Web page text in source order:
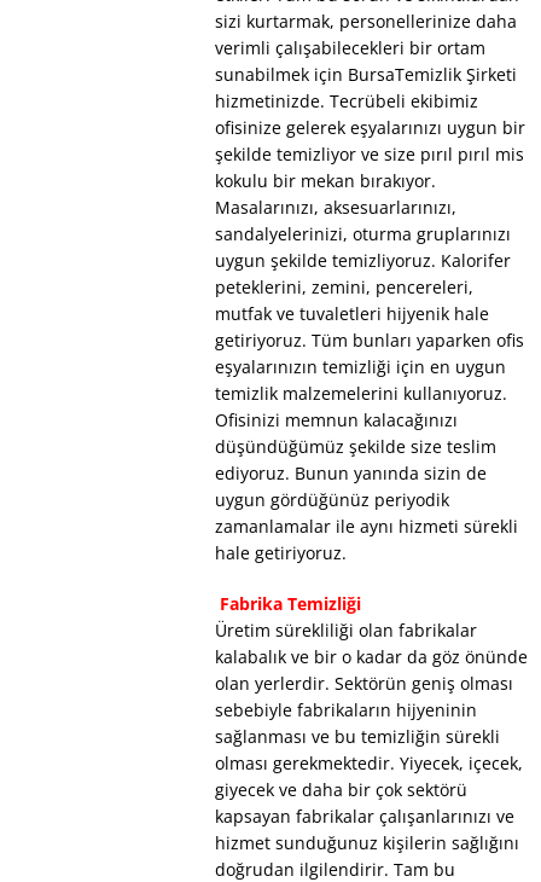
sizi kurtarmak, personellerinize daha
verimli çalışabilecekleri bir ortam
sunabilmek için BursaTemizlik Şirketi
hizmetinizde. Tecrübeli ekibimiz
ofisinize gelerek eşyalarınızı uygun bir
şekilde temizliyor ve size pırıl pırıl mis
kokulu bir mekan bırakıyor.
Masalarınızı, aksesuarlarınızı,
sandalyelerinizi, oturma gruplarınızı
uygun şekilde temizliyoruz. Kalorifer
peteklerini, zemini, pencereleri,
mutfak ve tuvaletleri hijyenik hale
getiriyoruz. Tüm bunları yaparken ofis
eşyalarınızın temizliği için en uygun
temizlik malzemelerini kullanıyoruz.
Ofisinizi memnun kalacağınızı
düşündüğümüz şekilde size teslim
ediyoruz. Bunun yanında sizin de
uygun gördüğünüz periyodik
zamanlamalar ile aynı hizmeti sürekli
hale getiriyoruz.
Fabrika Temizliği
Üretim sürekliliği olan fabrikalar
kalabalık ve bir o kadar da göz önünde
olan yerlerdir. Sektörün geniş olması
sebebiyle fabrikaların hijyeninin
sağlanması ve bu temizliğin sürekli
olması gerekmektedir. Yiyecek, içecek,
giyecek ve daha bir çok sektörü
kapsayan fabrikalar çalışanlarınızı ve
hizmet sunduğunuz kişilerin sağlığını
doğrudan ilgilendirir. Tam bu